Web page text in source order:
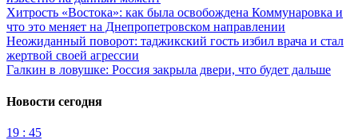
Хитрость «Востока»: как была освобождена Коммунаровка и
что это меняет на Днепропетровском направлении
Неожиданный поворот: таджикский гость избил врача и стал
жертвой своей агрессии
Галкин в ловушке: Россия закрыла двери, что будет дальше
Новости сегодня
19 : 45